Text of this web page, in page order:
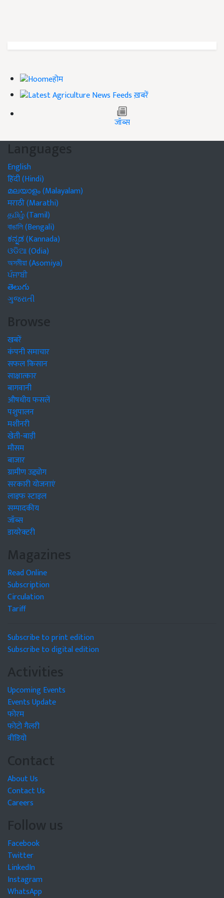
होम
ख़बरें
जॉब्स
Languages
English
हिंदी (Hindi)
മലയാളം (Malayalam)
मराठी (Marathi)
தமிழ் (Tamil)
বাঙালি (Bengali)
ಕನ್ನಡ (Kannada)
ଓଡିଆ (Odia)
অসমীয়া (Asomiya)
ਪੰਜਾਬੀ
తెలుగు
ગુજરાતી
Browse
खबरें
कंपनी समाचार
सफल किसान
साक्षात्कार
बागवानी
औषधीय फसलें
पशुपालन
मशीनरी
खेती-बाड़ी
मौसम
बाजार
ग्रामीण उद्द्योग
सरकारी योजनाएं
लाइफ स्टाइल
सम्पादकीय
जॉब्स
डायरेक्टरी
Magazines
Read Online
Subscription
Circulation
Tariff
Subscribe to print edition
Subscribe to digital edition
Activities
Upcoming Events
Events Update
फोरम
फोटो गैलरी
वीडियो
Contact
About Us
Contact Us
Careers
Follow us
Facebook
Twitter
LinkedIn
Instagram
WhatsApp